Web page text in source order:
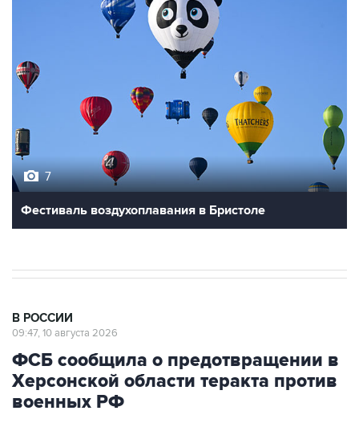
7
Фестиваль воздухоплавания в Бристоле
В РОССИИ
09:47, 10 августа 2026
ФСБ сообщила о предотвращении в
Херсонской области теракта против
военных РФ